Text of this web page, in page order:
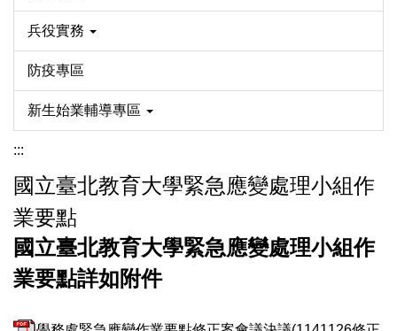
兵役實務
防疫專區
新生始業輔導專區
:::
國立臺北教育大學緊急應變處理小組作
業要點
國立臺北教育大學緊急應變處理小組作
業要點詳如附件